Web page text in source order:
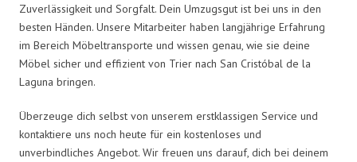
Zuverlässigkeit und Sorgfalt. Dein Umzugsgut ist bei uns in den
besten Händen. Unsere Mitarbeiter haben langjährige Erfahrung
im Bereich Möbeltransporte und wissen genau, wie sie deine
Möbel sicher und effizient von Trier nach San Cristóbal de la
Laguna bringen.
Überzeuge dich selbst von unserem erstklassigen Service und
kontaktiere uns noch heute für ein kostenloses und
unverbindliches Angebot. Wir freuen uns darauf, dich bei deinem